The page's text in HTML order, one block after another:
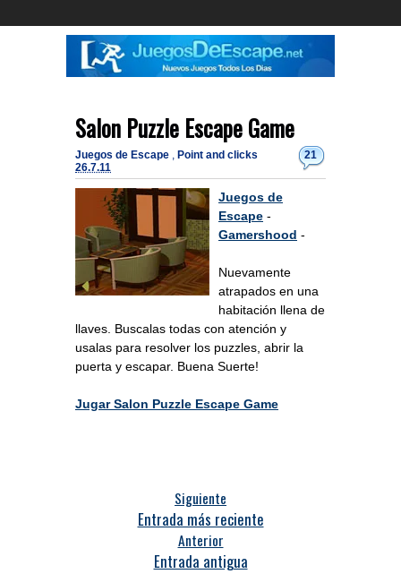
Salon Puzzle Escape Game
21
Juegos de Escape , Point and clicks
26.7.11
Juegos de
Escape -
Gamershood -
Nuevamente
atrapados en una
habitación llena de
llaves. Buscalas todas con atención y
usalas para resolver los puzzles, abrir la
puerta y escapar. Buena Suerte!
Jugar Salon Puzzle Escape Game
Siguiente
Entrada más reciente
Anterior
Entrada antigua